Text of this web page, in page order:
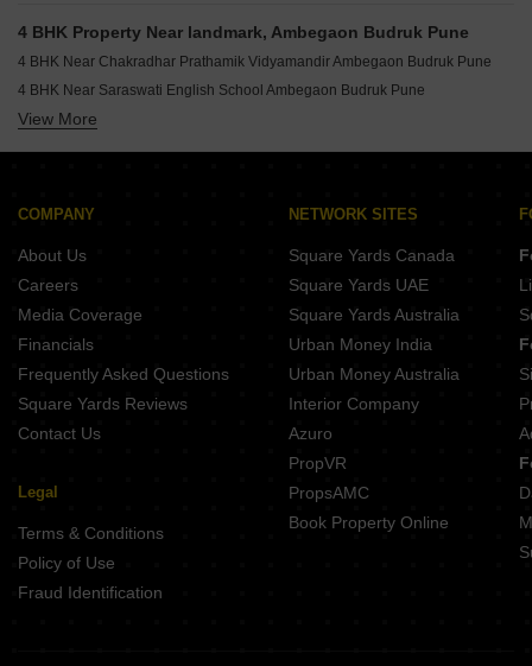
4 BHK Villa for Sale in Karve Nagar Pune
4 BHK Villa for Sale in Wanwadi Pune
4 BHK Villa for Sale in Bibwewadi Pune
4 BHK Villa for Sale in Sahakar Nagar Pune
4 BHK Property Near landmark, Ambegaon Budruk Pune
4 BHK Near Chakradhar Prathamik Vidyamandir Ambegaon Budruk Pune
4 BHK Near Saraswati English School Ambegaon Budruk Pune
4 BHK Near Podar International School Ambegaon Budruk Pune
View More
COMPANY
About Us
Careers
Media Coverage
Financials
Frequently Asked Questions
Square Yards Reviews
Contact Us
Legal
Terms & Conditions
Policy of Use
Fraud Identification
NETWORK SITES
Square Yards Canada
Square Yards UAE
Square Yards Australia
Urban Money India
Urban Money Australia
Interior Company
Azuro
PropVR
PropsAMC
Book Property Online